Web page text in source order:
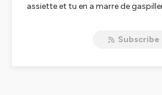
assiette et tu en a marre de
Subscribe